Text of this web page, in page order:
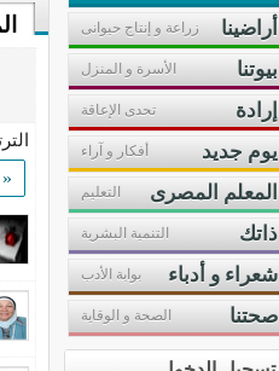
«
أراضينا زراعة و إنتاج حيوانى
بيوتنا الأسرة و المنزل
إرادة تحدى الإعاقة
يوم جديد أفكار و آراء
المعلم المصرى التعليم
ذاتك التنمية البشرية
شعراء و أدباء بوابة الأدب
صحتنا الصحة و الوقاية